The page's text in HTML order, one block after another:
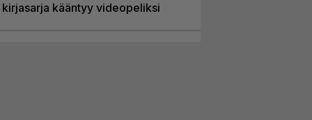
kirjasarja kääntyy videopeliksi